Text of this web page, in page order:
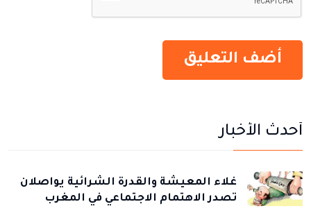
أحدث الأخبار
غلاء المعيشة والقدرة الشرائية يواصلان
تصدر الاهتمام الاجتماعي في المغرب